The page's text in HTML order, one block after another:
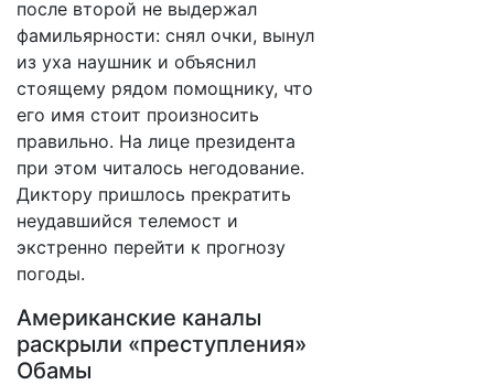
после второй не выдержал
фамильярности: снял очки, вынул
из уха наушник и объяснил
стоящему рядом помощнику, что
его имя стоит произносить
правильно. На лице президента
при этом читалось негодование.
Диктору пришлось прекратить
неудавшийся телемост и
экстренно перейти к прогнозу
погоды.
Американские каналы
раскрыли «преступления»
Обамы